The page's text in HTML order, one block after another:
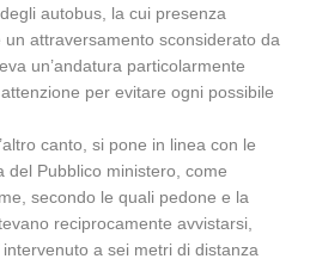
autobus, la cui presenza
attraversamento sconsiderato da
un’andatura particolarmente
per evitare ogni possibile
canto, si pone in linea con le
del Pubblico ministero, come
secondo le quali pedone e la
reciprocamente avvistarsi,
intervenuto a sei metri di distanza